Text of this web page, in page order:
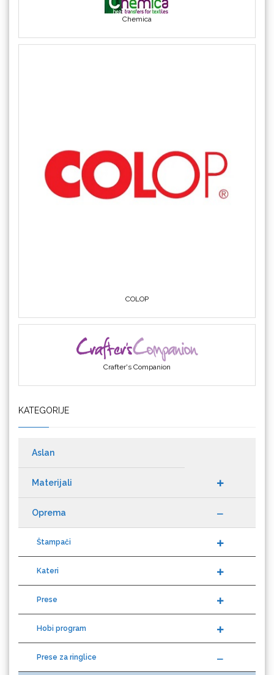
Chemica
COLOP
Crafter's Companion
Difprint
KATEGORIJE
Aslan
Materijali
Oprema
Štampači
Kateri
Prese
Hobi program
Prese za ringlice